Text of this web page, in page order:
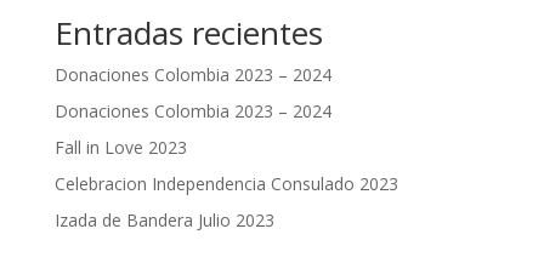
Entradas recientes
Donaciones Colombia 2023 – 2024
Donaciones Colombia 2023 – 2024
Fall in Love 2023
Celebracion Independencia Consulado 2023
Izada de Bandera Julio 2023